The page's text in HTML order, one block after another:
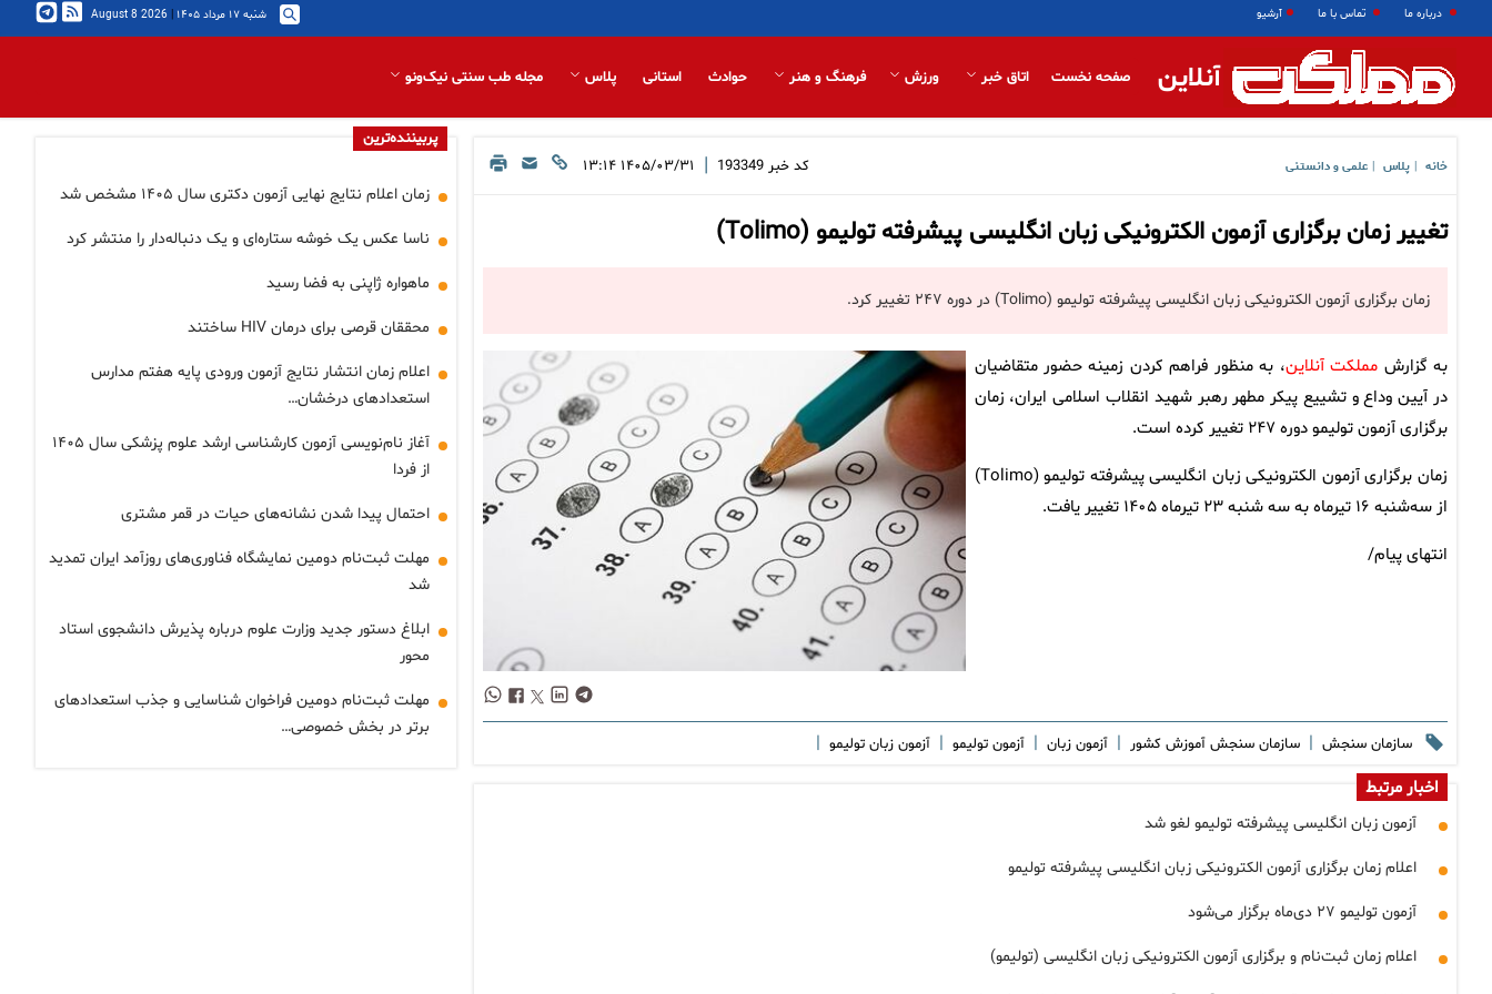
درباره ما تماس با ما آرشیو شنبه ۱۷ مرداد ۱۴۰۵ |
2026 August 8
آنلاین صفحه نخست اتاق خبر ورزش فرهنگ و هنر حوادث استانی پلاس مجله طب سنتی نیک‌ونو
خانه پلاس علمی و دانستنی کد خبر 193349
| ۱۴۰۵/۰۳/۳۱ ۱۳:۱۴
تغییر زمان برگزاری آزمون الکترونیکی زبان انگلیسی پیشرفته تولیمو (Tolimo)
زمان برگزاری آزمون الکترونیکی زبان انگلیسی پیشرفته تولیمو (Tolimo) در دوره ۲۴۷ تغییر کرد.
به گزارش مملکت آنلاین، به منظور فراهم کردن زمینه حضور متقاضیان
در آیین وداع و تشییع پیکر مطهر رهبر شهید انقلاب اسلامی ایران، زمان
برگزاری آزمون تولیمو دوره ۲۴۷ تغییر کرده است.
زمان برگزاری آزمون الکترونیکی زبان انگلیسی پیشرفته تولیمو (Tolimo)
از سه‌شنبه ۱۶ تیرماه به سه شنبه ۲۳ تیرماه ۱۴۰۵ تغییر یافت.
انتهای پیام/
سازمان سنجش | سازمان سنجش آموزش کشور | آزمون زبان | آزمون تولیمو | آزمون زبان تولیمو |
اخبار مرتبط
آزمون زبان انگلیسی پیشرفته تولیمو لغو شد
اعلام زمان برگزاری آزمون الکترونیکی زبان انگلیسی پیشرفته تولیمو
آزمون تولیمو ۲۷ دی‌ماه برگزار می‌شود
اعلام زمان ثبت‌نام و برگزاری آزمون الکترونیکی زبان انگلیسی (تولیمو)
پربیننده‌ترین
زمان اعلام نتایج نهایی آزمون دکتری سال ۱۴۰۵ مشخص شد
ناسا عکس یک خوشه ستاره‌ای و یک دنباله‌دار را منتشر کرد
ماهواره ژاپنی به فضا رسید
محققان قرصی برای درمان HIV ساختند
اعلام زمان انتشار نتایج آزمون ورودی پایه هفتم مدارس
استعدادهای درخشان…
آغاز نام‌نویسی آزمون کارشناسی ارشد علوم پزشکی سال ۱۴۰۵
از فردا
احتمال پیدا شدن نشانه‌های حیات در قمر مشتری
مهلت ثبت‌نام دومین نمایشگاه فناوری‌های روزآمد ایران تمدید
شد
ابلاغ دستور جدید وزارت علوم درباره پذیرش دانشجوی استاد
محور
مهلت ثبت‌نام دومین فراخوان شناسایی و جذب استعدادهای
برتر در بخش خصوصی…